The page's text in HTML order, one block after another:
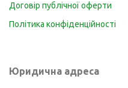
Договір публічної оферти
Політика конфіденційності
Юридична адреса